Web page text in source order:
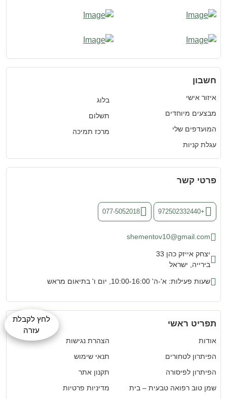
לחץ לקבלת
עזרה
פרטי קשר
+972502332440
077-5052018
shementov10@gmail.com
יצחק אייזק כהן 33
בירייה, ישראל
שעות פעילות: א'-ה' 10:00-16:00, יום ו' בתיאום מראש
תפריט ראשי
אודות
הפיתרון לטחורים
הפיתרון לפיסורה
שמן טוב רפואה טבעית – בית
הצהרת נגישות
תנאי שימוש
תקנון אתר
מדיניות פרטיות
חשבון
איזור אישי
מבצעים מיוחדים
המועדפים שלי
עגלת קניות
בלוג
תשלום
מרכז תמיכה